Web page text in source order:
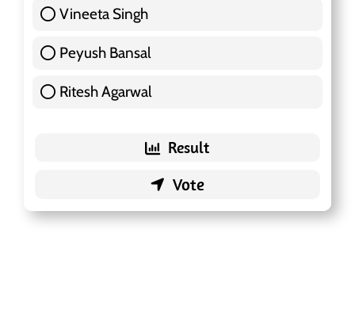
Vineeta Singh
Peyush Bansal
Ritesh Agarwal